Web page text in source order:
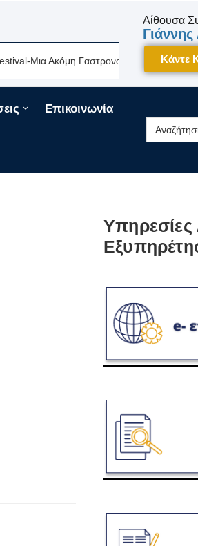
Ακόμη Γαστρονομική Γιορτή Της
Αίθουσα
Κάντε
Επικοινωνία
Search
for:
Υπηρεσίες